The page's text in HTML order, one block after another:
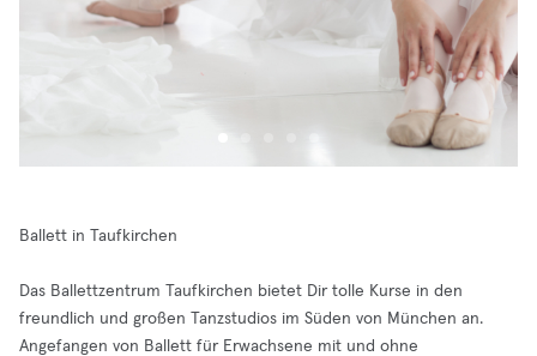
Ballett in Taufkirchen
Das Ballettzentrum Taufkirchen bietet Dir tolle Kurse in den
freundlich und großen Tanzstudios im Süden von München an.
Angefangen von Ballett für Erwachsene mit und ohne